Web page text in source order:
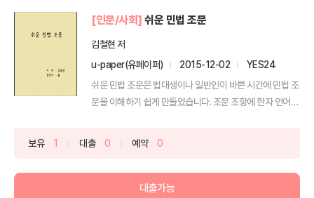
[인문/사회] 쉬운 민법 조문
김철현 저
u-paper(유페이퍼)
2015-12-02
YES24
쉬운 민법 조문은 법대생이나 일반인이 바쁜 시간에 민법 조
문을 이해하기 쉽게 만들었습니다. 조문 조항에 한자 언어를
보유 1 대출 0 예약 0
대출가능